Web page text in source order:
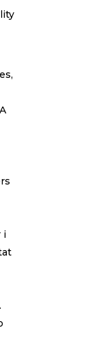
i